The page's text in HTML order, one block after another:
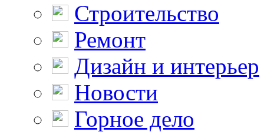
Строительство
Ремонт
Дизайн и интерьер
Новости
Горное дело